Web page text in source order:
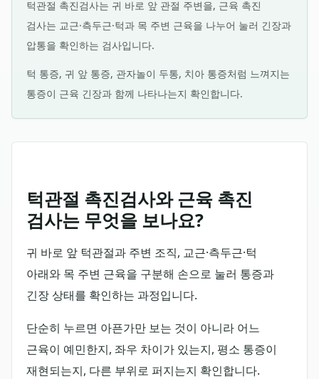
턱관절 촉진검사는 귀 바로 앞 관절 주변을, 근육 촉진
검사는 교근·측두근·턱과 목 주변 근육을 나누어 눌러 긴장과
압통을 확인하는 검사입니다.
턱 통증, 귀 앞 통증, 관자놀이 두통, 치아 통증처럼 느껴지는
통증이 근육 긴장과 함께 나타나는지 확인합니다.
턱관절 촉진검사와 근육 촉진
검사는 무엇을 보나요?
귀 바로 앞 턱관절과 주변 조직, 교근·측두근·턱
아래와 목 주변 근육을 구분해 손으로 눌러 통증과
긴장 상태를 확인하는 과정입니다.
단순히 누르면 아픈가만 보는 것이 아니라 어느
근육이 예민한지, 좌우 차이가 있는지, 평소 통증이
재현되는지, 다른 부위로 퍼지는지 확인합니다.